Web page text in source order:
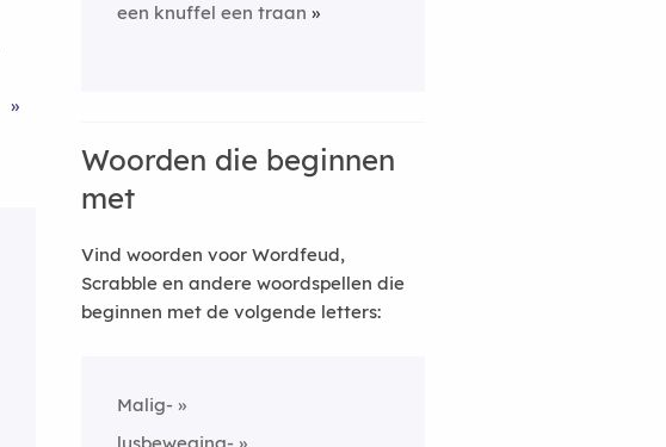
»
een knuffel een traan
Woorden die beginnen
met
Vind woorden voor Wordfeud,
Scrabble en andere woordspellen die
beginnen met de volgende letters:
Malig-